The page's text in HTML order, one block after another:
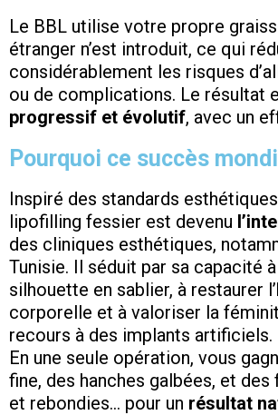
Le BBL utilise votre propre
étranger n’est introduit, ce qui
considérablement les risques
ou de complications. Le résultat
progressif et évolutif, avec un
Pourquoi ce succès
Inspiré des standards
lipofilling fessier est devenu
des cliniques esthétiques,
Tunisie. Il séduit par sa capacité
silhouette en sablier, à restaurer
corporelle et à valoriser la
recours à des implants artificiels.
En une seule opération, vous
fine, des hanches galbées, et des
et rebondies… pour un résultat